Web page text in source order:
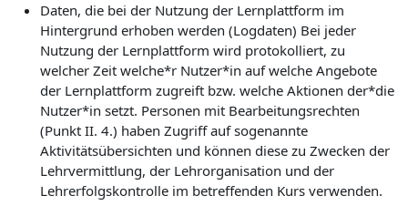
Daten, die bei der Nutzung der Lernplattform im
Hintergrund erhoben werden (Logdaten) Bei jeder
Nutzung der Lernplattform wird protokolliert, zu
welcher Zeit welche*r Nutzer*in auf welche Angebote
der Lernplattform zugreift bzw. welche Aktionen der*die
Nutzer*in setzt. Personen mit Bearbeitungsrechten
(Punkt II. 4.) haben Zugriff auf sogenannte
Aktivitätsübersichten und können diese zu Zwecken der
Lehrvermittlung, der Lehrorganisation und der
Lehrerfolgskontrolle im betreffenden Kurs verwenden.